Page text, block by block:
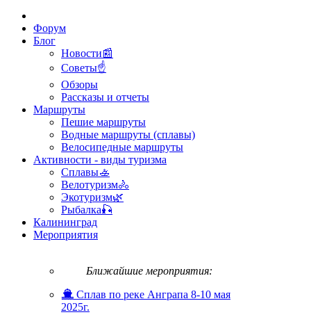
Форум
Блог
Новости📰
Советы☝
Обзоры
Рассказы и отчеты
Маршруты
Пешие маршруты
Водные маршруты (сплавы)
Велосипедные маршруты
Активности - виды туризма
Сплавы🚣
Велотуризм🚴
Экотуризм🌿
Рыбалка🎣
Калининград
Мероприятия
Ближайшие мероприятия:
Сплав по реке Анграпа 8-10 мая
2025г.